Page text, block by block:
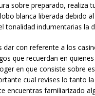
sobre preparado, realiza
blanca liberada debido
tonalidad indumentarias la
dar con referente a los
que recuerdan en
en que consiste sobre
cual revises lo tanto
encuentras familiarizado